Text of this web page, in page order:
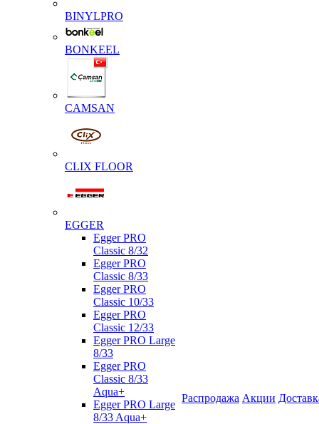
BINYLPRO
BONKEEL
CAMSAN
CLIX FLOOR
EGGER
Egger PRO
Classic 8/32
Egger PRO
Classic 8/33
Egger PRO
Classic 10/33
Egger PRO
Classic 12/33
Egger PRO Large
8/33
Egger PRO
Classic 8/33
Aqua+
Egger PRO Large
8/33 Aqua+
Распродажа Акции